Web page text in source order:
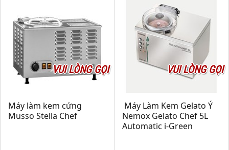
VUI LÒNG GỌI
Máy làm kem cứng
Musso Stella Chef
VUI LÒNG GỌI
Máy Làm Kem Gelato Ý
Nemox Gelato Chef 5L
Automatic i-Green